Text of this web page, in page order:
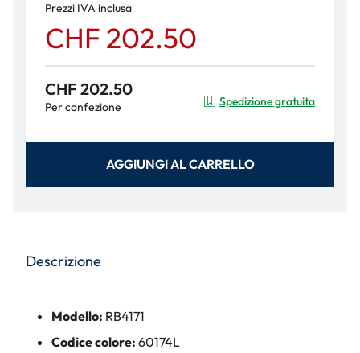
Prezzi IVA inclusa
CHF 202.50
CHF 202.50
Per confezione Spedizione gratuita
AGGIUNGI AL CARRELLO
Descrizione
Modello: RB4171
Codice colore: 60174L